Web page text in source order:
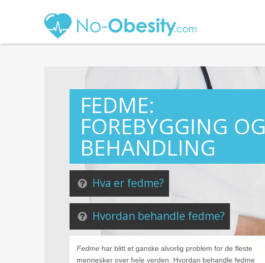
FEDME:
FOREBYGGING OG
BEHANDLING
Hva er fedme?
Hvordan behandle fedme?
Fedme har blitt et ganske alvorlig problem for de fleste
mennesker over hele verden. Hvordan behandle fedme